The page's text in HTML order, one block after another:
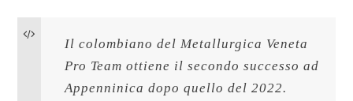
Il colombiano del Metallurgica Veneta
Pro Team ottiene il secondo successo ad
Appenninica dopo quello del 2022.